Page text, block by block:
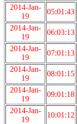
2014-Jan-
19
05:01:43
2014-Jan-
19
06:03:13
2014-Jan-
19
07:01:13
2014-Jan-
19
08:01:15
2014-Jan-
19
09:01:18
2014-Jan-
19
10:01:12